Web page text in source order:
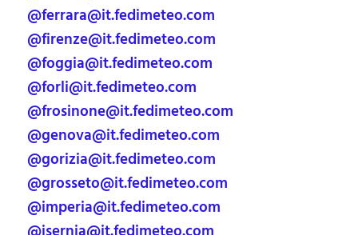
@ferrara@it.fedimeteo.com
@firenze@it.fedimeteo.com
@foggia@it.fedimeteo.com
@forli@it.fedimeteo.com
@frosinone@it.fedimeteo.com
@genova@it.fedimeteo.com
@gorizia@it.fedimeteo.com
@grosseto@it.fedimeteo.com
@imperia@it.fedimeteo.com